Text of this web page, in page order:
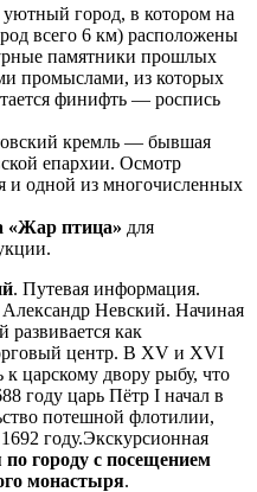
уютный город, в котором на
всего 6 км) расположены
памятники прошлых
промыслами, из которых
финифть — роспись
кремль — бывшая
епархии. Осмотр
и одной из многочисленных
«Жар птица» для
. Путевая информация.
Александр Невский. Начиная
развивается как
центр. В XV и XVI
к царскому двору рыбу, что
году царь Пётр I начал в
потешной флотилии,
году.Экскурсионная
по городу с посещением
монастыря.